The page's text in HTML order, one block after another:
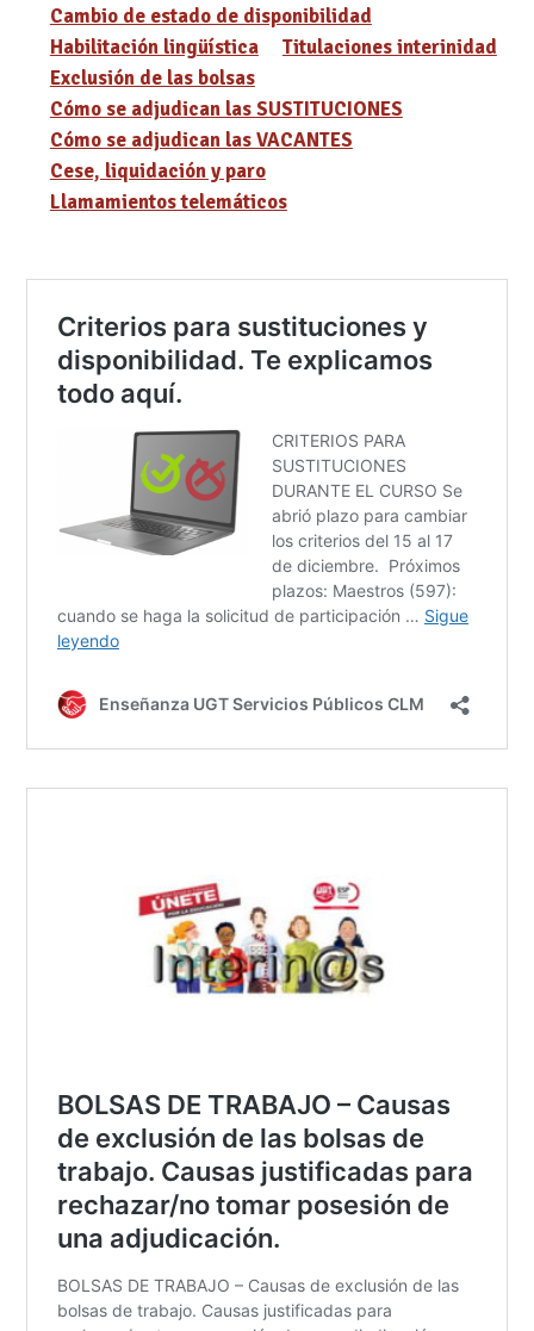
Cambio de estado de disponibilidad
Habilitación lingüística
Titulaciones interinidad
Exclusión de las bolsas
Cómo se adjudican las SUSTITUCIONES
Cómo se adjudican las VACANTES
Cese, liquidación y paro
Llamamientos telemáticos